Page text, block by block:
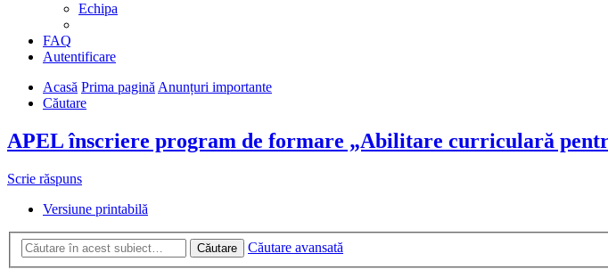
Echipa
FAQ
Autentificare
Acasă Prima paginăAnunțuri importante
Căutare
APEL înscriere program de formare „Abilitare curriculară
Scrie răspuns
Versiune printabilă
Căutare Căutare avansată